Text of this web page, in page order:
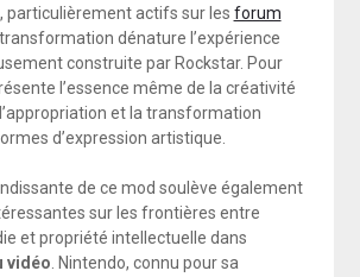
particulièrement actifs sur les forum
dénature l’expérience
construite par Rockstar. Pour
l’essence même de la créativité
et la transformation
d’expression artistique.
de ce mod soulève également
sur les frontières entre
et propriété intellectuelle dans
vidéo. Nintendo, connu pour sa